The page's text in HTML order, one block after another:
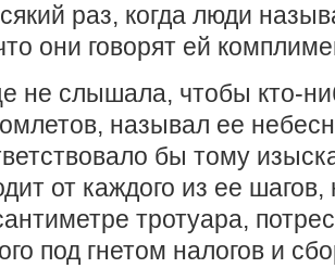
раз, когда люди
они говорят ей
не слышала, чтобы кто-
называл ее
бы тому
от каждого из ее
тротуара,
под гнетом налогов и